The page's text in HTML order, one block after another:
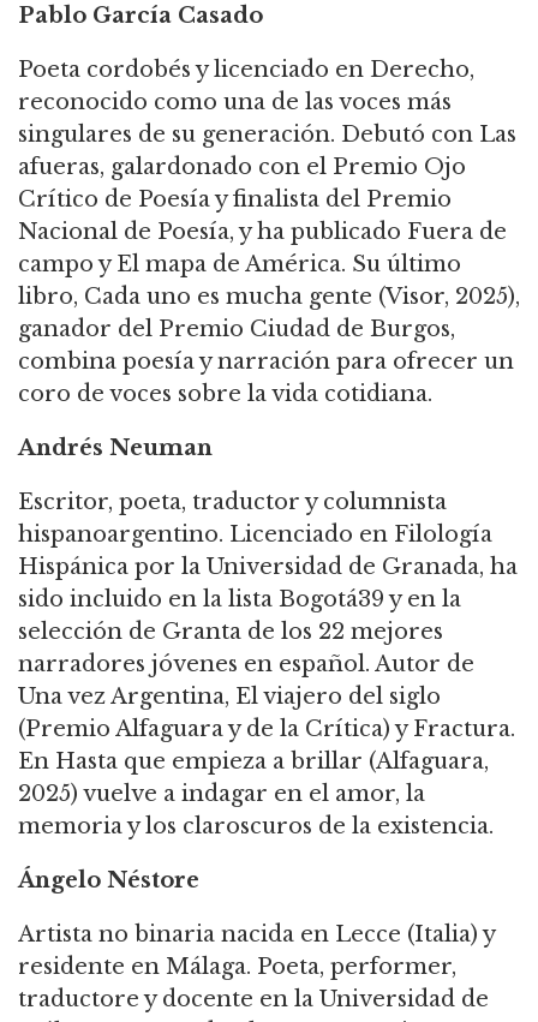
Pablo García Casado
Poeta cordobés y licenciado en Derecho,
reconocido como una de las voces más
singulares de su generación. Debutó con Las
afueras, galardonado con el Premio Ojo
Crítico de Poesía y finalista del Premio
Nacional de Poesía, y ha publicado Fuera de
campo y El mapa de América. Su último
libro, Cada uno es mucha gente (Visor, 2025),
ganador del Premio Ciudad de Burgos,
combina poesía y narración para ofrecer un
coro de voces sobre la vida cotidiana.
Andrés Neuman
Escritor, poeta, traductor y columnista
hispanoargentino. Licenciado en Filología
Hispánica por la Universidad de Granada, ha
sido incluido en la lista Bogotá39 y en la
selección de Granta de los 22 mejores
narradores jóvenes en español. Autor de
Una vez Argentina, El viajero del siglo
(Premio Alfaguara y de la Crítica) y Fractura.
En Hasta que empieza a brillar (Alfaguara,
2025) vuelve a indagar en el amor, la
memoria y los claroscuros de la existencia.
Ángelo Néstore
Artista no binaria nacida en Lecce (Italia) y
residente en Málaga. Poeta, performer,
traductore y docente en la Universidad de